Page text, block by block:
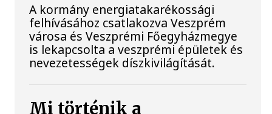
A kormány energiatakarékossági
felhívásához csatlakozva Veszprém
városa és Veszprémi Főegyházmegye
is lekapcsolta a veszprémi épületek és
nevezetességek díszkivilágítását.
Mi történik a